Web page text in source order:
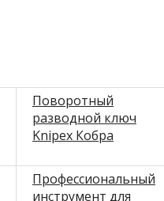
Поворотный
разводной ключ
Knipex Кобра
Профессиональный
инструмент для